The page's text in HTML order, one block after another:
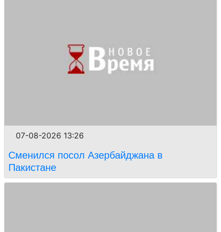
07-08-2026 13:26
Сменился посол Азербайджана в
Пакистане